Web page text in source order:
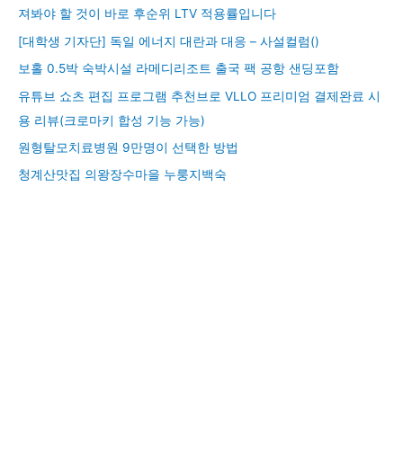
져봐야 할 것이 바로 후순위 LTV 적용률입니다
[대학생 기자단] 독일 에너지 대란과 대응 – 사설컬럼()
보홀 0.5박 숙박시설 라메디리조트 출국 팩 공항 샌딩포함
유튜브 쇼츠 편집 프로그램 추천브로 VLLO 프리미엄 결제완료 시
용 리뷰(크로마키 합성 기능 가능)
원형탈모치료병원 9만명이 선택한 방법
청계산맛집 의왕장수마을 누룽지백숙